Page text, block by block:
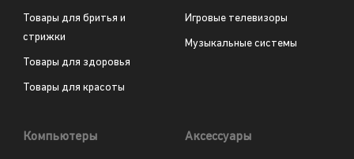
Товары для бритья и
стрижки
Товары для здоровья
Товары для красоты
Игровые телевизоры
Музыкальные системы
Компьютеры Аксессуары